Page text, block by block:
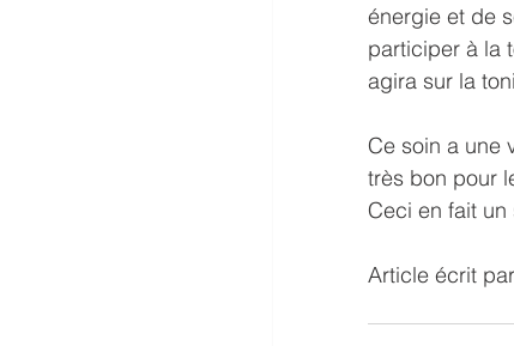
énergie et de
participer à la
agira sur la
Ce soin a une
très bon pour
Ceci en fait un
Article écrit